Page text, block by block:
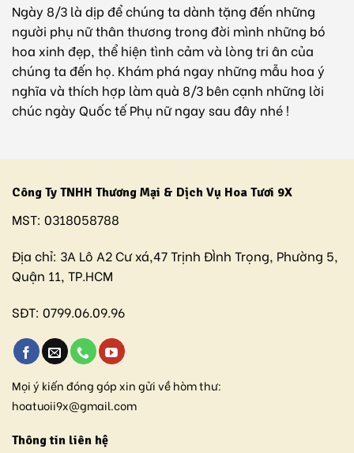
Ngày 8/3 là dịp để chúng ta dành tặng đến những
người phụ nữ thân thương trong đời mình những bó
hoa xinh đẹp, thể hiện tình cảm và lòng tri ân của
chúng ta đến họ. Khám phá ngay những mẫu hoa ý
nghĩa và thích hợp làm quà 8/3 bên cạnh những lời
chúc ngày Quốc tế Phụ nữ ngay sau đây nhé !
Công Ty TNHH Thương Mại & Dịch Vụ Hoa Tươi 9X
MST: 0318058788
Địa chỉ: 3A Lô A2 Cư xá,47 Trịnh ĐÌnh Trọng, Phường 5,
Quận 11, TP.HCM
SĐT: 0799.06.09.96
Mọi ý kiến đóng góp xin gửi về hòm thư:
hoatuoii9x@gmail.com
Thông tin liên hệ